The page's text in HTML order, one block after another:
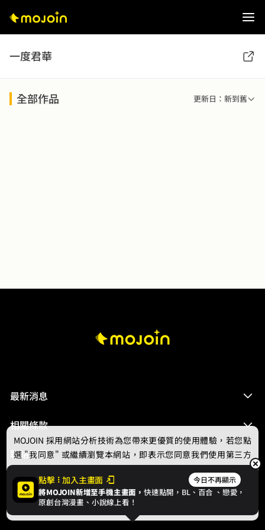
一度君華
全部作品 更新日：新到舊
最新消息
相關條款
聯絡我們
© 2024 gamania Digital Entertainment Co., Ltd.
點擊 加入主畫面 今日不再顯示
將MOJOIN新增至手機主畫面，快速點開，BL、 百合 、戀愛，
原創台灣漫畫、小說線上看！
MOJOIN 採用網站分析技術為您帶來更優質的使用體驗，若您點
選 "我同意" 或繼續瀏覽本網站，即表示您同意我們使用第三方
Cookie，欲瞭解更多資訊請見隱私權政策。
我同意